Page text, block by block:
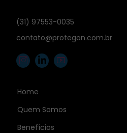
(31) 97553-0035
contato@protegon.com.br
Home
Quem Somos
Benefícios